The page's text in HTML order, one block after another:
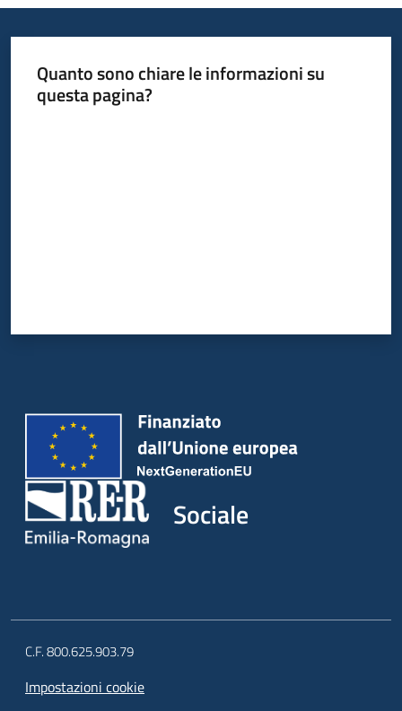
Quanto sono chiare le informazioni su
questa pagina?
Sociale
C.F. 800.625.903.79
Impostazioni cookie